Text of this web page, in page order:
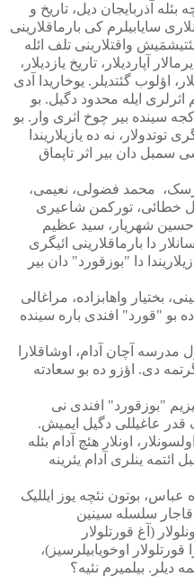
آذربایجان دیل، تاریخ و
سایابیلرم کی بارماقلارینی
واقتلارینی تلف ائله
آپاردیلار، تاریخ یازدیلار،
اؤلوب گئتدیلر. یوخاریدا آدی
اثرلری ایله محدود دگیل. بو
سینده بیر چوخ اثری وار. بو
توتدولار، نه ده یازیلاریندا
سمبل دان بیر اثر تاپماق
محمد فضولی، نعیمی،
خطائی، تورکمن شاعیری
حسین شهریار، سید عظیم
دا بارماقلارینی ائیگری
دا "بوزقورد" دان بیر
بختیار واهابزاده، مراغالی
بو "قورد" افندی باره سینده
مدرسه آچان آدام، اوشاقلارا
دی. اؤزو ده بو سعادته
"بوزقورد" افندی نی
قدر عاغیللی دگیل ایمیش.
اونلار هئچ آدام بئله
ائتمه ینلری آدام یئرینه
بوتون نئچه یوز ایللیک
سلسله سینین
(آغ قورتلولار
قورتلولار اوخویابیلرسیز)،
دیلر. بیلمیرم نئیه؟